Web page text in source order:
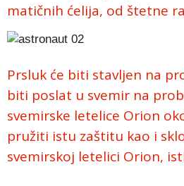
matičnih ćelija, od štetne
Prsluk će biti stavljen na
biti poslat u svemir na
svemirske letelice Orion
pružiti istu zaštitu kao i
svemirskoj letelici Orion,